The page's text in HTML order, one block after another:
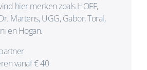
hier merken zoals HOFF,
Martens, UGG, Gabor, Toral,
en Hogan.
vanaf € 40